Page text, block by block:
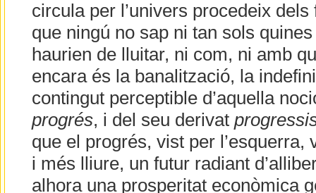
circula per l’univers procedeix
que ningú no sap ni tan sols
haurien de lluitar, ni com, ni amb
encara és la banalització, la
contingut perceptible d’aquella
progrés, i del seu derivat
que el progrés, vist per l’esquerra,
i més lliure, un futur radiant
alhora una prosperitat econòmica